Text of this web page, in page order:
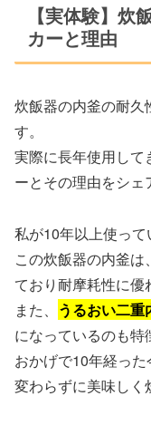
【実体験】炊
カーと理由
炊飯器の内釜の耐久
す。
実際に長年使用して
ーとその理由をシェ
私が10年以上使って
この炊飯器の内釜は、
ており耐摩耗性に優
また、 うるおい二重
になっているのも特
おかげで10年経っ
変わらずに美味しく